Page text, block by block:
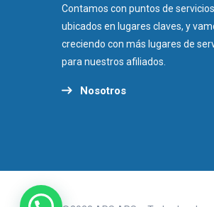
Contamos con puntos de
ubicados en lugares claves, y
creciendo con más lugares de
para nuestros afiliados.
Nosotros